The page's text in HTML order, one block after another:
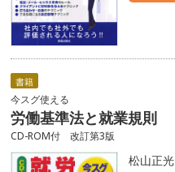
書籍
今スグ使える
労働基準法と就業規則
CD-ROM付 改訂第3版
松山正